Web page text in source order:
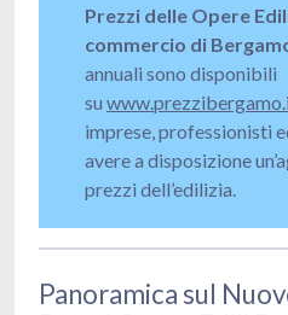
Prezzi delle Opere
commercio di
annuali sono disponibili
su
imprese, professionisti
avere a disposizione
prezzi dell’edilizia.
Panoramica sul